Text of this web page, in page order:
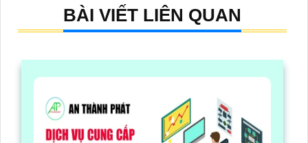
BÀI VIẾT LIÊN QUAN